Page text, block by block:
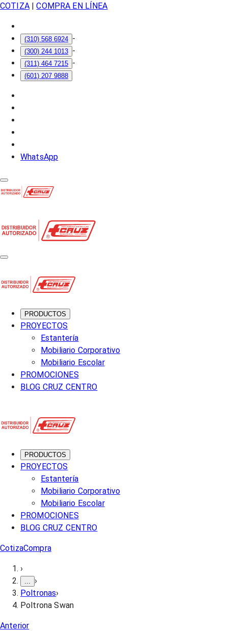
COTIZA| COMPRA EN LÍNEA
(310) 568 6924 -
(300) 244 1013 -
(311) 464 7215 -
(601) 207 9888
WhatsApp
PRODUCTOS
PROYECTOS
Estantería
Mobiliario Corporativo
Mobiliario Escolar
PROMOCIONES
BLOG CRUZ CENTRO
PRODUCTOS
PROYECTOS
Estantería
Mobiliario Corporativo
Mobiliario Escolar
PROMOCIONES
BLOG CRUZ CENTRO
CotizaCompra
›
›
Poltronas›
Poltrona Swan
Anterior